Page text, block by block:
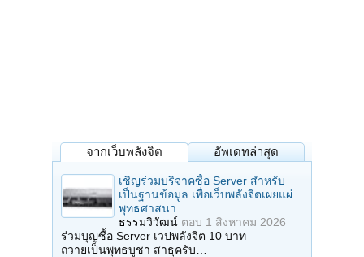
จากเว็บพลังจิต อัพเดทล่าสุด
เชิญร่วมบริจาคซื้อ Server สำหรับ
เป็นฐานข้อมูล เพื่อเว็บพลังจิตเผยแผ่
พุทธศาสนา
ธรรมวิวัฒน์ ตอบ 1 สิงหาคม 2026
ร่วมบุญซื้อ Server เวปพลังจิต 10 บาท
ถวายเป็นพุทธบูชา สาธุครับ…